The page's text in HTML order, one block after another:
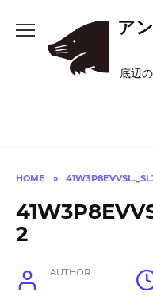
content
ア
底辺
HOME »
2
AUTHOR